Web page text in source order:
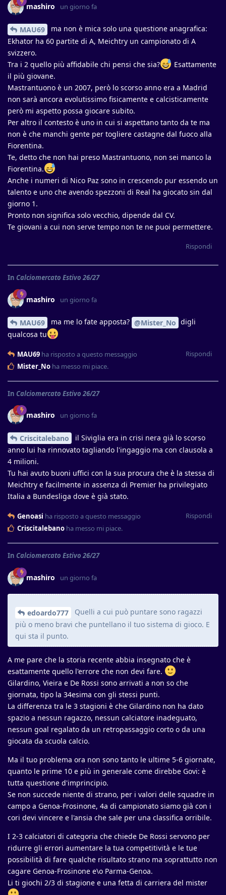
mashiro un giorno fa
MAU69
ma non è mica solo una questione anagrafica:
Ekhator ha 60 partite di A, Meichtry un campionato di A
svizzero.
Tra i 2 quello più affidabile chi pensi che sia?
Esattamente
il più giovane.
Mastrantuono è un 2007, però lo scorso anno era a Madrid
non sarà ancora evolutissimo fisicamente e calcisticamente
però mi aspetto possa giocare subito.
Per altro il contesto è uno in cui si aspettano tanto da te ma
non è che manchi gente per togliere castagne dal fuoco alla
Fiorentina.
Te, detto che non hai preso Mastrantuono, non sei manco la
Fiorentina.
Anche i numeri di Nico Paz sono in crescendo pur essendo un
talento e uno che avendo spezzoni di Real ha giocato sin dal
giorno 1.
Pronto non significa solo vecchio, dipende dal CV.
Te giovani a cui non serve tempo non te ne puoi permettere.
Rispondi
In Calciomercato Estivo 26/27
mashiro un giorno fa
MAU69 ma me lo fate apposta? @Mister_No digli
qualcosa tu
Rispondi
MAU69 ha risposto a questo messaggio
Mister_No ha messo mi piace.
In Calciomercato Estivo 26/27
mashiro un giorno fa
Criscitalebano
il Siviglia era in crisi nera già lo scorso
anno lui ha rinnovato tagliando l'ingaggio ma con clausola a
4 milioni.
Tu hai avuto buoni uffici con la sua procura che è la stessa di
Meichtry e facilmente in assenza di Premier ha privilegiato
Italia a Bundesliga dove è già stato.
Rispondi
Genoasi ha risposto a questo messaggio
Criscitalebano ha messo mi piace.
In Calciomercato Estivo 26/27
mashiro un giorno fa
edoardo777
Quelli a cui può puntare sono ragazzi
più o meno bravi che puntellano il tuo sistema di gioco. E
qui sta il punto.
A me pare che la storia recente abbia insegnato che è
esattamente quello l'errore che non devi fare.
Gilardino, Vieira e De Rossi sono arrivati a non so che
giornata, tipo la 34esima con gli stessi punti.
La differenza tra le 3 stagioni è che Gilardino non ha dato
spazio a nessun ragazzo, nessun calciatore inadeguato,
nessun goal regalato da un retropassaggio corto o da una
giocata da scuola calcio.
Ma il tuo problema ora non sono tanto le ultime 5-6 giornate,
quanto le prime 10 e più in generale come direbbe Govi: è
tutta questione d'imprincipio.
Se non succede niente di strano, per i valori delle squadre in
campo a Genoa-Frosinone, 4a di campionato siamo già con i
cori devi vincere e l'ansia che sale per una classifica orribile.
I 2-3 calciatori di categoria che chiede De Rossi servono per
ridurre gli errori aumentare la tua competitività e le tue
possibilità di fare qualche risultato strano ma soprattutto non
cagare Genoa-Frosinone e\o Parma-Genoa.
Li ti giochi 2/3 di stagione e una fetta di carriera del mister